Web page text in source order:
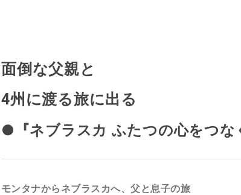
面倒な父親と
4州に渡る旅に出る
●『ネブラスカ ふたつの心をつな
モンタナからネブラスカへ、父と息子の旅